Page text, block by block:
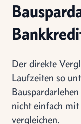
Der direkte
Laufzeiten so
nicht einfach
vergleichen.